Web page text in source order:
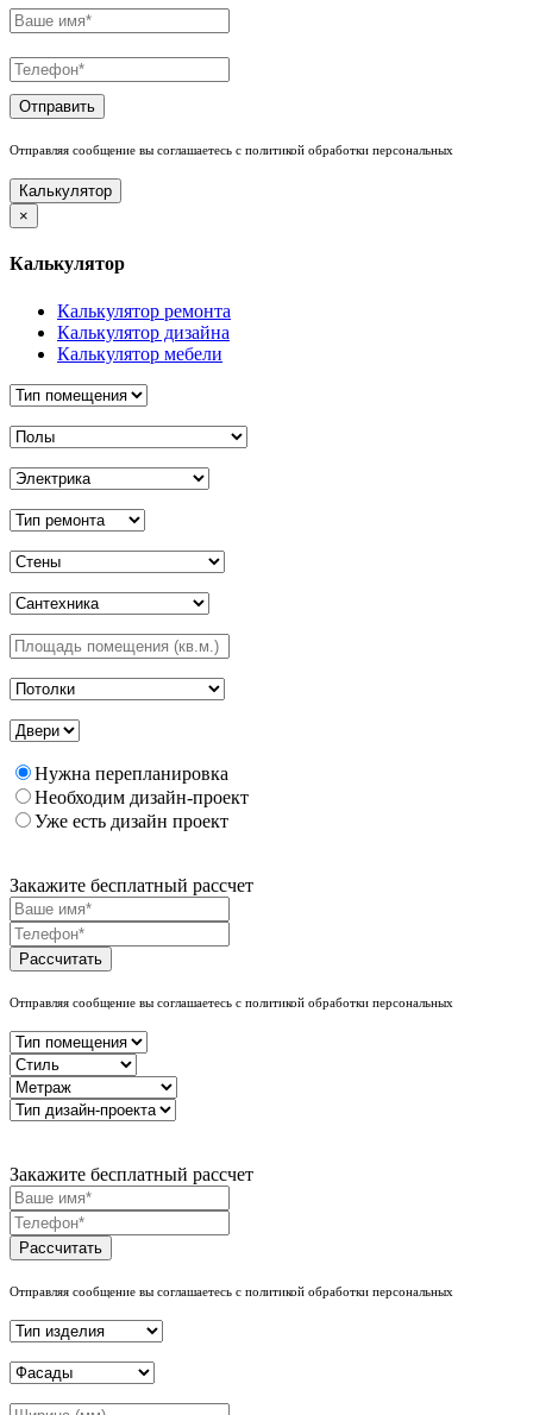
Отправить
Отправляя сообщение вы соглашаетесь с политикой обработки персональных
Калькулятор
×
Калькулятор
Калькулятор ремонта
Калькулятор дизайна
Калькулятор мебели
Нужна перепланировка
Необходим дизайн-проект
Уже есть дизайн проект
Закажите бесплатный рассчет
Рассчитать
Отправляя сообщение вы соглашаетесь с политикой обработки персональных
Закажите бесплатный рассчет
Рассчитать
Отправляя сообщение вы соглашаетесь с политикой обработки персональных